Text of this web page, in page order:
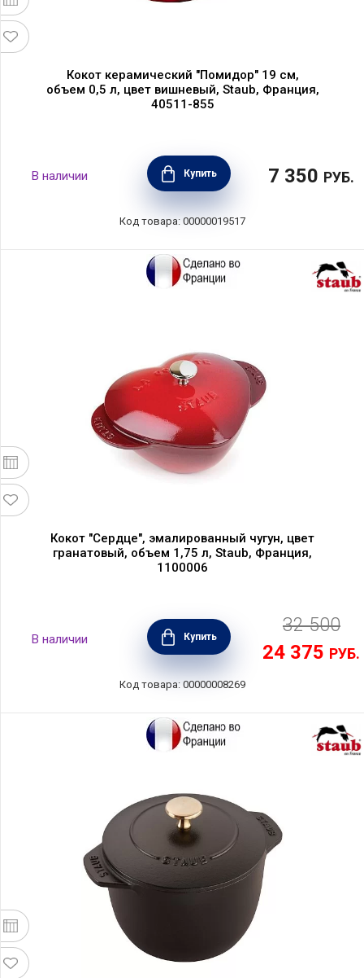
Кокот керамический "Помидор" 19 см,
объем 0,5 л, цвет вишневый, Staub, Франция,
40511-855
В наличии Купить 7 350 РУБ.
Код товара: 00000019517
Кокот "Сердце", эмалированный чугун, цвет
гранатовый, объем 1,75 л, Staub, Франция,
1100006
В наличии Купить
32 500
24 375 РУБ.
Код товара: 00000008269